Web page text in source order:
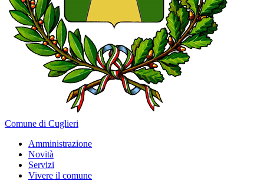
Comune di Cuglieri
Amministrazione
Novità
Servizi
Vivere il comune